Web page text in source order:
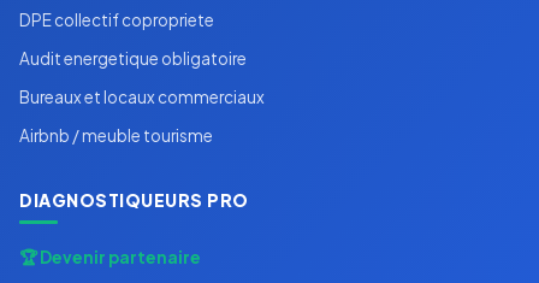
DPE collectif copropriete
Audit energetique obligatoire
Bureaux et locaux commerciaux
Airbnb / meuble tourisme
DIAGNOSTIQUEURS PRO
🏆 Devenir partenaire